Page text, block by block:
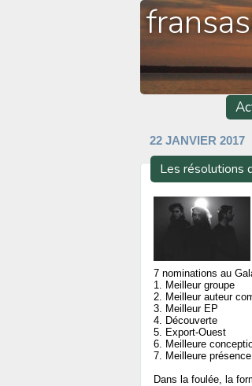
22 JANVIER 2017
Les résolutions
7 nominations au
1. Meilleur groupe
2. Meilleur auteur
3. Meilleur EP
4. Découverte
5. Export-Ouest
6. Meilleure
7. Meilleure
Dans la foulée, la